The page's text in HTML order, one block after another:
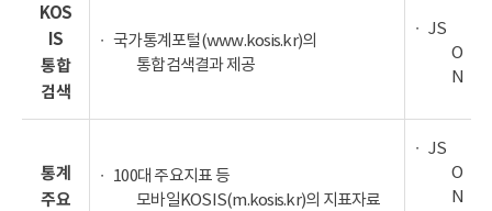
KOS
IS
통합
검색
국가통계포털(www.kosis.kr)의
통합검색결과 제공
JS
O
N
통계
주요
100대 주요지표 등
모바일KOSIS(m.kosis.kr)의 지표자료
JS
O
N